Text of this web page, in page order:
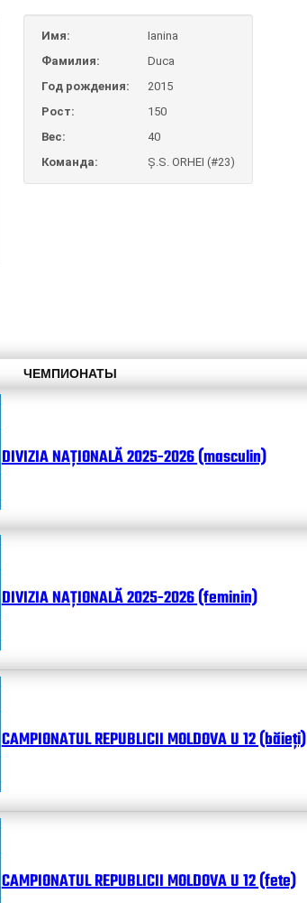
Имя:
Ianina
Фамилия:
Duca
Год рождения:
2015
Рост:
150
Вес:
40
Команда:
Ș.S. ORHEI (#23)
ЧЕМПИОНАТЫ
DIVIZIA NAȚIONALĂ 2025-2026 (masculin)
DIVIZIA NAȚIONALĂ 2025-2026 (feminin)
CAMPIONATUL REPUBLICII MOLDOVA U 12 (băieți)
CAMPIONATUL REPUBLICII MOLDOVA U 12 (fete)